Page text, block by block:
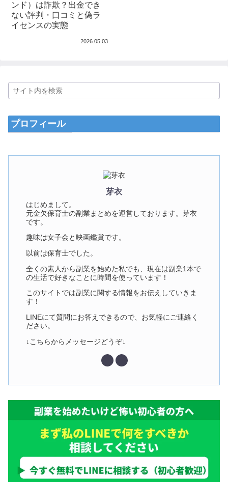
ンド）は詐欺？出金でき
ない評判・口コミと偽ラ
イセンスの実態
2026.05.03
プロフィール
芽衣
はじめまして。
元金欠保育士の副業まとめを運営しております。芽衣
です。
趣味は女子会と映画鑑賞です。
以前は保育士でした。
全くの素人から副業を始めた私でも、現在は副業1本で
の生活で好きなことに時間を使っています！
このサイトでは副業に関する情報をお伝えしていきま
す！
LINEにて質問にお答えできるので、お気軽にご連絡く
ださい。
↓こちらからメッセージどうぞ↓